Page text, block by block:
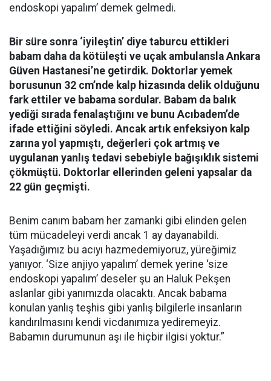
endoskopi yapalım’ demek gelmedi.
Bir süre sonra ‘iyileştin’ diye taburcu ettikleri
babam daha da kötüleşti ve uçak ambulansla Ankara
Güven Hastanesi’ne getirdik. Doktorlar yemek
borusunun 32 cm’nde kalp hizasında delik olduğunu
fark ettiler ve babama sordular. Babam da balık
yediği sırada fenalaştığını ve bunu Acıbadem’de
ifade ettiğini söyledi. Ancak artık enfeksiyon kalp
zarına yol yapmıştı, değerleri çok artmış ve
uygulanan yanlış tedavi sebebiyle bağışıklık sistemi
çökmüştü. Doktorlar ellerinden geleni yapsalar da
22 gün geçmişti.
Benim canım babam her zamanki gibi elinden gelen
tüm mücadeleyi verdi ancak 1 ay dayanabildi.
Yaşadığımız bu acıyı hazmedemiyoruz, yüreğimiz
yanıyor. ‘Size anjiyo yapalım’ demek yerine ‘size
endoskopi yapalım’ deseler şu an Haluk Pekşen
aslanlar gibi yanımızda olacaktı. Ancak babama
konulan yanlış teşhis gibi yanlış bilgilerle insanların
kandırılmasını kendi vicdanımıza yediremeyiz.
Babamın durumunun aşı ile hiçbir ilgisi yoktur.”